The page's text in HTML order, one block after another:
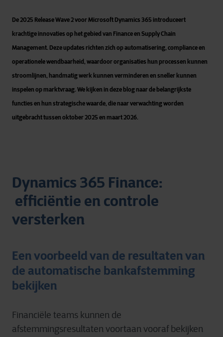
De 2025 Release Wave 2 voor Microsoft Dynamics 365 introduceert
krachtige innovaties op het gebied van Finance en Supply Chain
Management. Deze updates richten zich op automatisering, compliance en
operationele wendbaarheid, waardoor organisaties hun processen kunnen
stroomlijnen, handmatig werk kunnen verminderen en sneller kunnen
inspelen op marktvraag. We kijken in deze blog naar de belangrijkste
functies en hun strategische waarde, die naar verwachting worden
uitgebracht tussen oktober 2025 en maart 2026.
Dynamics 365 Finance:
efficiëntie en controle
versterken
Een voorbeeld van de resultaten van
de automatische bankafstemming
bekijken
Financiële teams kunnen de
afstemmingsresultaten voortaan vooraf bekijken